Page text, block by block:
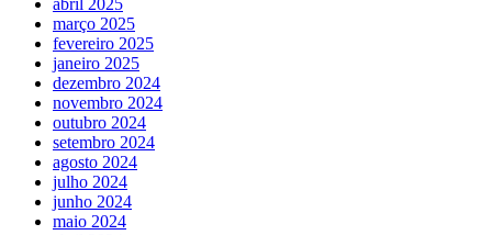
abril 2025
março 2025
fevereiro 2025
janeiro 2025
dezembro 2024
novembro 2024
outubro 2024
setembro 2024
agosto 2024
julho 2024
junho 2024
maio 2024